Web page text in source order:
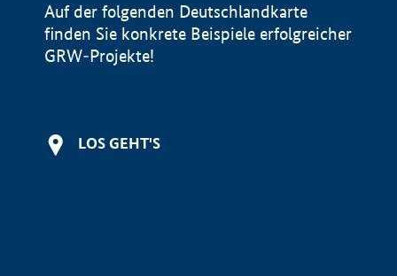
Auf der folgenden Deutschlandkarte
finden Sie konkrete Beispiele erfolgreicher
GRW-Projekte!
LOS GEHT'S